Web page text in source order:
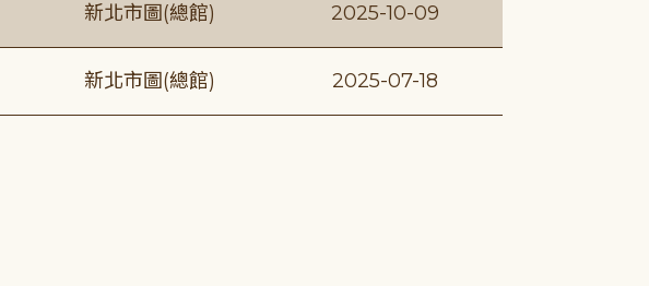
新北市圖(總館) 2025-10-09
新北市圖(總館) 2025-07-18